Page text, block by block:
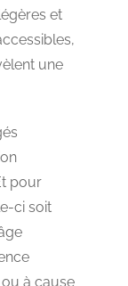
et
une
pour
ci soit
ou à cause